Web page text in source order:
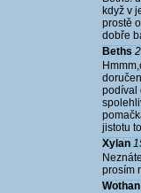
když v
prostě
dobře
Beths
podíval
jistotu
Xylan
prosím
Wothan